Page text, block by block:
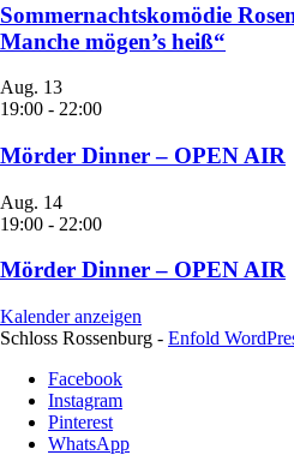
Sommernachtskomödie
Manche mögen’s heiß“
Aug. 13
19:00 - 22:00
Mörder Dinner – OPEN AIR
Aug. 14
19:00 - 22:00
Mörder Dinner – OPEN AIR
Kalender anzeigen
Schloss Rossenburg - Enfold
Facebook
Instagram
Pinterest
WhatsApp